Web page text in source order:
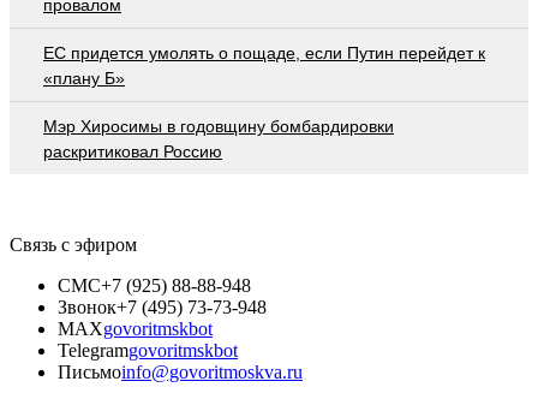
провалом
EC придется умолять о пощаде, если Путин перейдет к
«плану Б»
Мэр Хиросимы в годовщину бомбардировки
раскритиковал Россию
Связь с эфиром
СМС+7 (925) 88-88-948
Звонок+7 (495) 73-73-948
MAXgovoritmskbot
Telegramgovoritmskbot
Письмоinfo@govoritmoskva.ru